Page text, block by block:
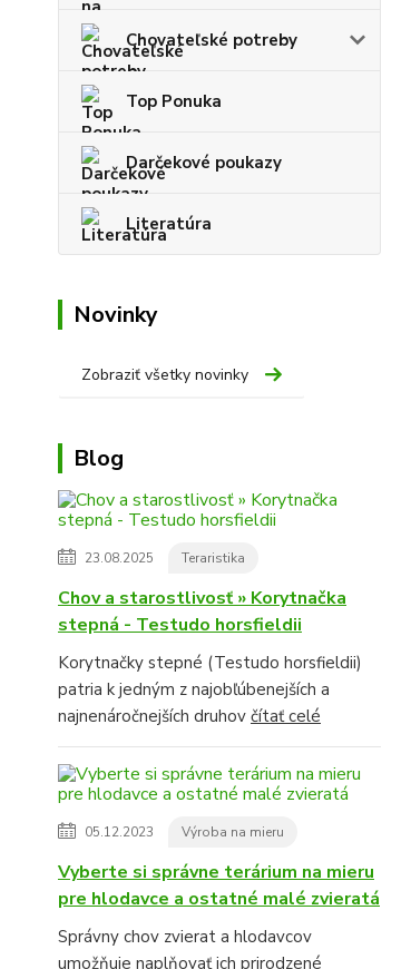
Chovateľské potreby
Top Ponuka
Darčekové poukazy
Literatúra
Novinky
Zobraziť všetky novinky
Blog
23.08.2025 Teraristika
Chov a starostlivosť » Korytnačka
stepná - Testudo horsfieldii
Korytnačky stepné (Testudo horsfieldii)
patria k jedným z najobľúbenejších a
najnenáročnejších druhov čítať celé
05.12.2023 Výroba na mieru
Vyberte si správne terárium na mieru
pre hlodavce a ostatné malé zvieratá
Správny chov zvierat a hlodavcov
umožňuje naplňovať ich prirodzené